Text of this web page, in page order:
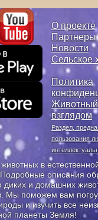
О проекте
Новости
Сельское
Политика
взглядом
Раздел,
пользования
в
описания
диких и домашних
Мы поможем вам
и изучить все
планеты Земля!